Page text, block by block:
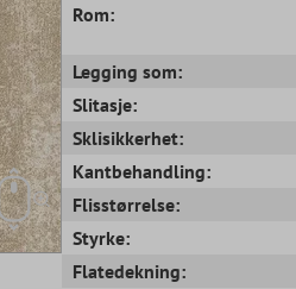
Rom:
Legging som:
Slitasje:
Sklisikkerhet:
Kantbehandling:
Flisstørrelse:
Styrke:
Flatedekning: